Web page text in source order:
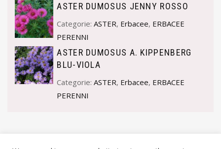
ASTER DUMOSUS JENNY ROSSO
Categorie:ASTER, Erbacee, ERBACEE
PERENNI
ASTER DUMOSUS A. KIPPENBERG
BLU-VIOLA
Categorie:ASTER, Erbacee, ERBACEE
PERENNI